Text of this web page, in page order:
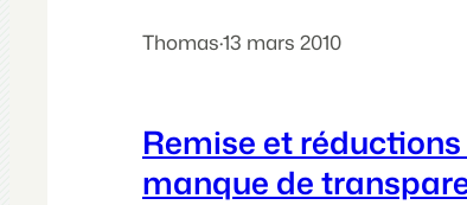
Thomas·13 mars 2010
Remise et
manque de